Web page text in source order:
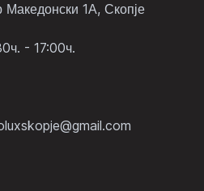
1А, Скопје
- 17:00ч.